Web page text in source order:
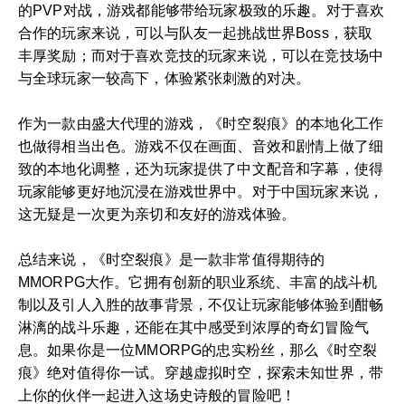
的PVP对战，游戏都能够带给玩家极致的乐趣。对于喜欢
合作的玩家来说，可以与队友一起挑战世界Boss，获取
丰厚奖励；而对于喜欢竞技的玩家来说，可以在竞技场中
与全球玩家一较高下，体验紧张刺激的对决。
作为一款由盛大代理的游戏，《时空裂痕》的本地化工作
也做得相当出色。游戏不仅在画面、音效和剧情上做了细
致的本地化调整，还为玩家提供了中文配音和字幕，使得
玩家能够更好地沉浸在游戏世界中。对于中国玩家来说，
这无疑是一次更为亲切和友好的游戏体验。
总结来说，《时空裂痕》是一款非常值得期待的
MMORPG大作。它拥有创新的职业系统、丰富的战斗机
制以及引人入胜的故事背景，不仅让玩家能够体验到酣畅
淋漓的战斗乐趣，还能在其中感受到浓厚的奇幻冒险气
息。如果你是一位MMORPG的忠实粉丝，那么《时空裂
痕》绝对值得你一试。穿越虚拟时空，探索未知世界，带
上你的伙伴一起进入这场史诗般的冒险吧！